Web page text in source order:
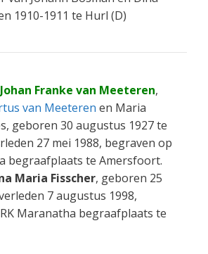
1910-1911 te Hurl (D)
Johan Franke van Meeteren,
van Meeteren en Maria
geboren 30 augustus 1927 te
27 mei 1988, begraven op
begraafplaats te Amersfoort.
Maria Fisscher, geboren 25
7 augustus 1998,
Maranatha begraafplaats te